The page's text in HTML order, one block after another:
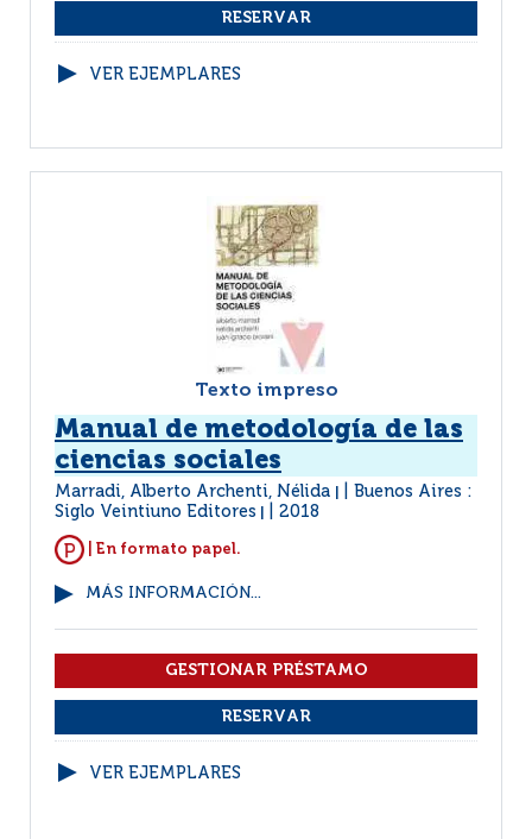
VER EJEMPLARES
Texto impreso
Manual de metodología de las
ciencias sociales
Marradi, Alberto Archenti, Nélida
Buenos Aires :
Siglo Veintiuno Editores
2018
| En formato papel.
MÁS INFORMACIÓN...
VER EJEMPLARES